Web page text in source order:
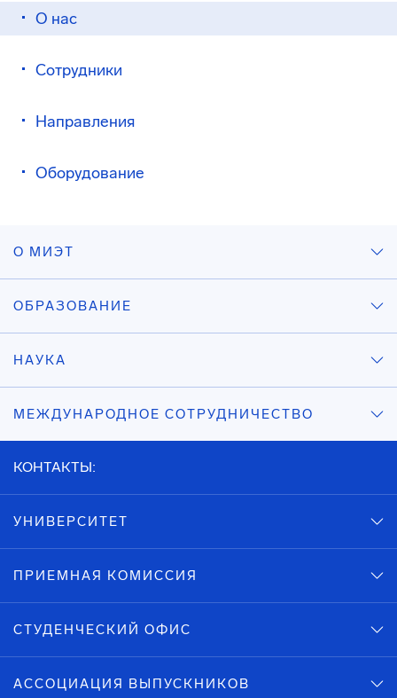
О нас
Сотрудники
Направления
Оборудование
О МИЭТ
ОБРАЗОВАНИЕ
НАУКА
МЕЖДУНАРОДНОЕ СОТРУДНИЧЕСТВО
КОНТАКТЫ:
УНИВЕРСИТЕТ
ПРИЕМНАЯ КОМИССИЯ
СТУДЕНЧЕСКИЙ ОФИС
АССОЦИАЦИЯ ВЫПУСКНИКОВ